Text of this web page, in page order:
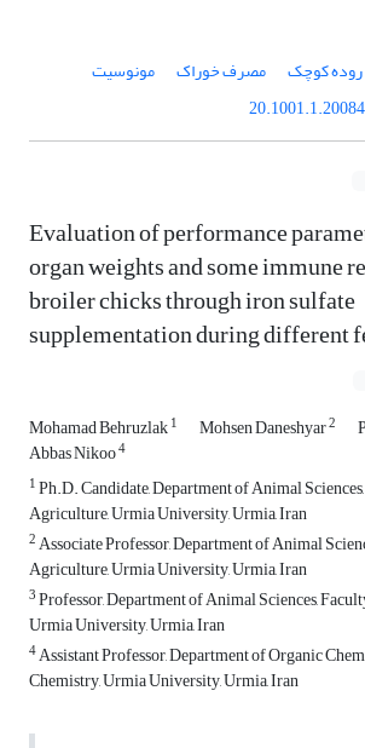
روده کوچک مصرف خوراک
مونوسیت
Evaluation of performance
organ weights and some immune
broiler chicks through iron sulfate
supplementation during different
Mohamad Behruzlak1 Mohsen Daneshyar2
Abbas Nikoo4
1Ph.D. Candidate, Department of Animal
Agriculture, Urmia University, Urmia, Iran
2Associate Professor, Department of Animal
Agriculture, Urmia University, Urmia, Iran
3Professor, Department of Animal Sciences,
Urmia University, Urmia, Iran
4Assistant Professor, Department of Organic
Chemistry, Urmia University, Urmia, Iran